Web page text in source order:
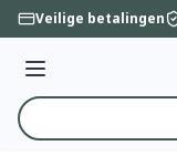
Ga naar de inhoud
Veilige betalingen
Menu
Product, merk,